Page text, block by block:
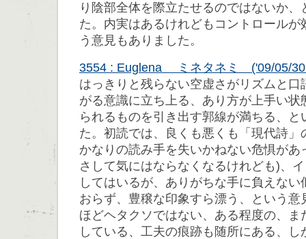
り陰部全体を際立たせるのではないか
た。内実はあるけれどもコントロールが
う意見もありました。
3554 : Euglena ミネタネミ ('09/05/30
はっきりと残らない空虚さがリズムと口
がる意識に立ち上る、あり方が上手い状
られるものを引き出す郭線が満ちる、
た。初読では、良くも悪くも「現代詩」
かなりの読み手を失いかねない危惧が
さして気にはならなくなるけれども)、
してはいるが、ありがちな手に負えな
おらず、豊穣な印象すら漂う、という意
ほどヘタクソではない、ある程度の、ま
している、工夫の痕跡も随所にある、